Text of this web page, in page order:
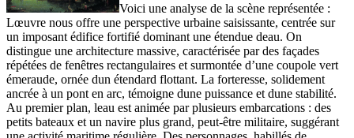
Voici une analyse de la scène représentée :
Lœuvre nous offre une perspective urbaine saisissante, centrée sur
un imposant édifice fortifié dominant une étendue deau. On
distingue une architecture massive, caractérisée par des façades
répétées de fenêtres rectangulaires et surmontée d’une coupole vert
émeraude, ornée dun étendard flottant. La forteresse, solidement
ancrée à un pont en arc, témoigne dune puissance et dune stabilité.
Au premier plan, leau est animée par plusieurs embarcations : des
petits bateaux et un navire plus grand, peut-être militaire, suggérant